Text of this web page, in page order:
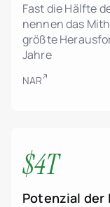
Fast die Hälfte
nennen das
größte
Jahre
NAR
$4T
Potenzial der